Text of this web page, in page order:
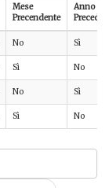
Mese
Precendente
Anno
No Sì
Sì No
No Sì
Sì No